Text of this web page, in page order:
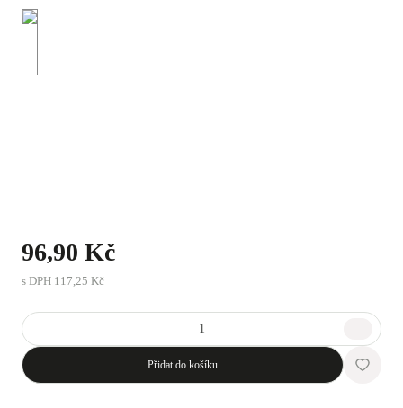
96,90 Kč
s DPH 117,25 Kč
Přidat do košíku